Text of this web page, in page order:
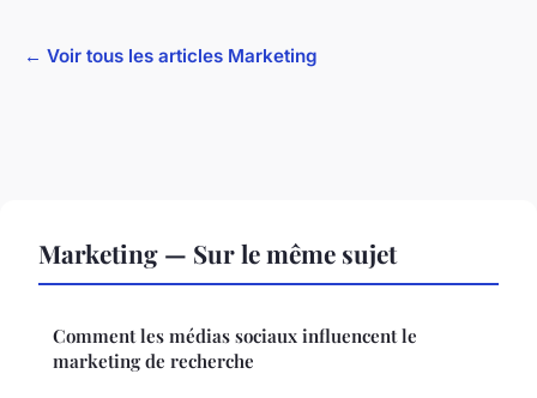
← Voir tous les articles Marketing
Marketing — Sur le même sujet
Comment les médias sociaux influencent le
marketing de recherche